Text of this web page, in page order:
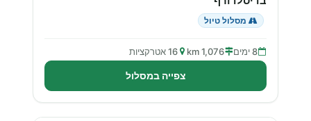
מסלול טיול
8 ימים 1,076 km 16 אטרקציות
צפייה במסלול